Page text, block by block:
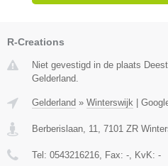
R-Creations
Niet gevestigd in de plaats
Gelderland.
Gelderland » Winterswijk
Berberislaan, 11 7101 ZR
Tel: 0543216216 , Fax: - , KvK: -